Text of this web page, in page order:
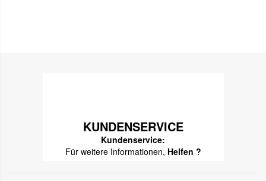
KUNDENSERVICE
Kundenservice:
Für weitere Informationen, Helfen ?